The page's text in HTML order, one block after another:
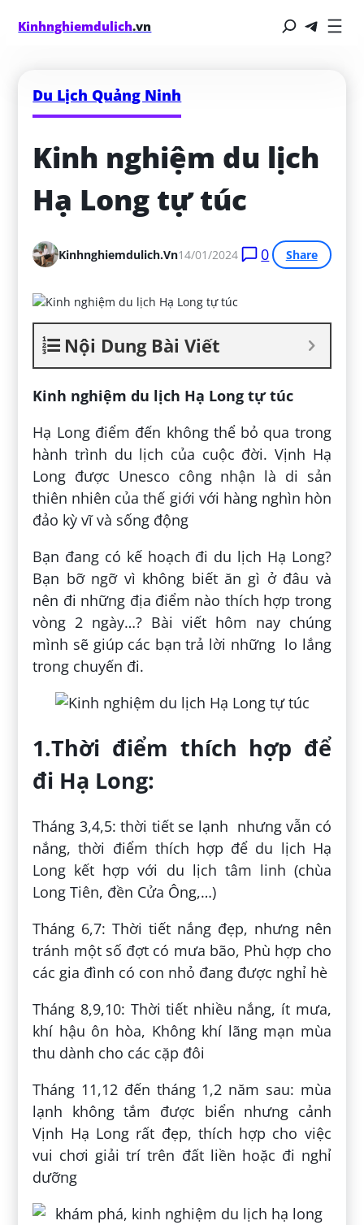
Kinhnghiemdulich.vn
Du Lịch Quảng Ninh
Kinh nghiệm du lịch
Hạ Long tự túc
Kinhnghiemdulich.vn14/01/2024 0 Share
Nội Dung Bài Viết
Kinh nghiệm du lịch Hạ Long tự túc
Hạ Long điểm đến không thể bỏ qua trong
hành trình du lịch của cuộc đời. Vịnh Hạ
Long được Unesco công nhận là di sản
thiên nhiên của thế giới với hàng nghìn hòn
đảo kỳ vĩ và sống động
Bạn đang có kế hoạch đi du lịch Hạ Long?
Bạn bỡ ngỡ vì không biết ăn gì ở đâu và
nên đi những địa điểm nào thích hợp trong
vòng 2 ngày…? Bài viết hôm nay chúng
mình sẽ giúp các bạn trả lời những lo lắng
trong chuyến đi.
1.Thời điểm thích hợp để
đi Hạ Long:
Tháng 3,4,5: thời tiết se lạnh nhưng vẫn có
nắng, thời điểm thích hợp để du lịch Hạ
Long kết hợp với du lịch tâm linh (chùa
Long Tiên, đền Cửa Ông,…)
Tháng 6,7: Thời tiết nắng đẹp, nhưng nên
tránh một số đợt có mưa bão, Phù hợp cho
các gia đình có con nhỏ đang được nghỉ hè
Tháng 8,9,10: Thời tiết nhiều nắng, ít mưa,
khí hậu ôn hòa, Không khí lãng mạn mùa
thu dành cho các cặp đôi
Tháng 11,12 đến tháng 1,2 năm sau: mùa
lạnh không tắm được biển nhưng cảnh
Vịnh Hạ Long rất đẹp, thích hợp cho việc
vui chơi giải trí trên đất liền hoặc đi nghỉ
dưỡng